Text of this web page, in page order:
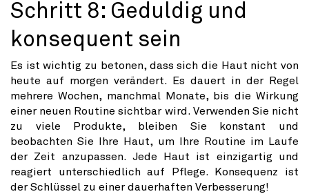
Schritt 8: Geduldig und
konsequent sein
Es ist wichtig zu betonen, dass sich die Haut nicht von
heute auf morgen verändert. Es dauert in der Regel
mehrere Wochen, manchmal Monate, bis die Wirkung
einer neuen Routine sichtbar wird. Verwenden Sie nicht
zu viele Produkte, bleiben Sie konstant und
beobachten Sie Ihre Haut, um Ihre Routine im Laufe
der Zeit anzupassen. Jede Haut ist einzigartig und
reagiert unterschiedlich auf Pflege. Konsequenz ist
der Schlüssel zu einer dauerhaften Verbesserung!